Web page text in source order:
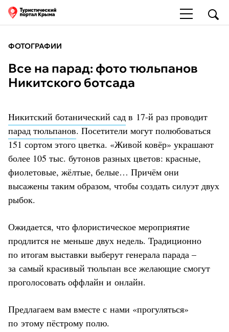
ФОТОГРАФИИ
Все на парад: фото тюльпанов
Никитского ботсада
Никитский ботанический сад в 17-й раз проводит
парад тюльпанов. Посетители могут полюбоваться
151 сортом этого цветка. «Живой ковёр» украшают
более 105 тыс. бутонов разных цветов: красные,
фиолетовые, жёлтые, белые… Причём они
высажены таким образом, чтобы создать силуэт двух
рыбок.
Ожидается, что флористическое мероприятие
продлится не меньше двух недель. Традиционно
по итогам выставки выберут генерала парада –
за самый красивый тюльпан все желающие смогут
проголосовать оффлайн и онлайн.
Предлагаем вам вместе с нами «прогуляться»
по этому пёстрому полю.